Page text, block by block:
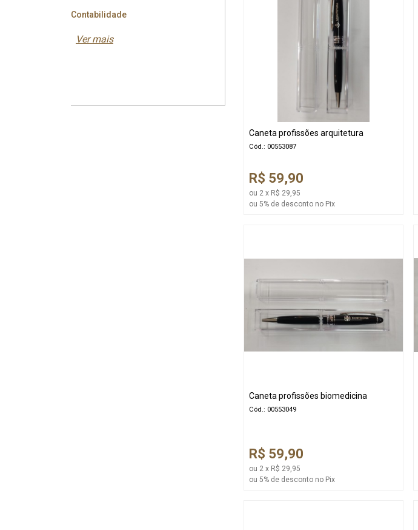
Contabilidade
Ver mais
Caneta profissões arquitetura
Cód.: 00553087
R$ 59,90
ou 2 x R$ 29,95
ou 5% de desconto no Pix
Caneta profissões biomedicina
Cód.: 00553049
R$ 59,90
ou 2 x R$ 29,95
ou 5% de desconto no Pix